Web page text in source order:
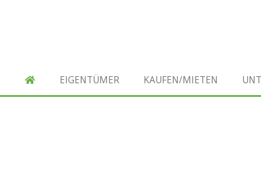
EIGENTÜMER KAUFEN/MIETEN